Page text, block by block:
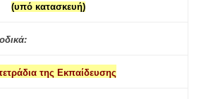
(υπό κατασκευή)
της Εκπαίδευσης